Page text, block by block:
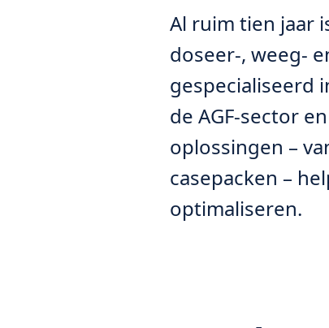
Al ruim tien jaar
doseer-, weeg-
gespecialiseerd
de AGF-sector
oplossingen –
casepacken –
optimaliseren.